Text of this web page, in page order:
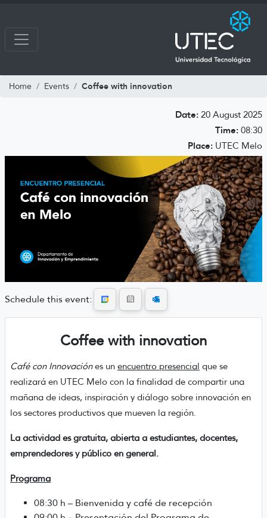
Home Events Coffee with innovation
Date: 20 August 2025
Time: 08:30
Place: UTEC Melo
Schedule this event:
Coffee with innovation
Café con Innovación es un encuentro presencial que se
realizará en UTEC Melo con la finalidad de compartir una
mañana de ideas, inspiración y diálogo sobre innovación en
los sectores productivos que mueven la región.
La actividad es gratuita, abierta a estudiantes, docentes,
emprendedores y público en general.
Programa
08:30 h – Bienvenida y café de recepción